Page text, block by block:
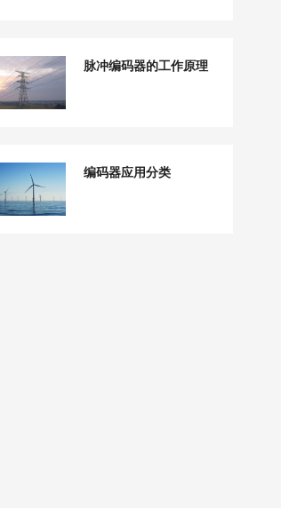
脉冲编码器的工作原理
编码器应用分类